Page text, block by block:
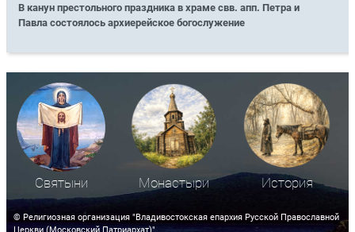
В канун престольного праздника в храме свв. апп. Петра и
Павла состоялось архиерейское богослужение
Святыни Монастыри История
© Религиозная организация "Владивостокская епархия Русской Православной